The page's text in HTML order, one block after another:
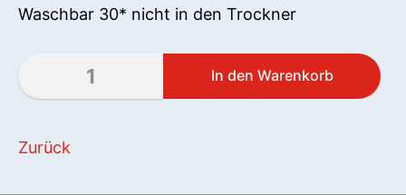
Waschbar 30* nicht in den Trockner
Zurück